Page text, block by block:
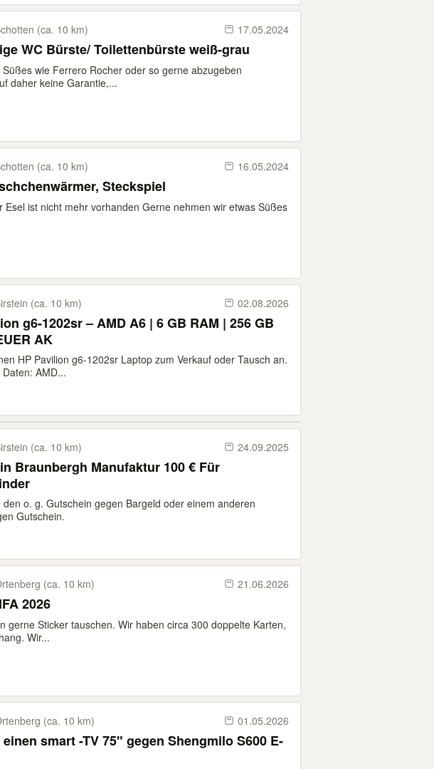
(ca. 10 km) 17.05.2024
WC Bürste/ Toilettenbürste weiß-grau
wie Ferrero Rocher oder so gerne abzugeben
daher keine Garantie,...
(ca. 10 km) 16.05.2024
Steckspiel
Esel ist nicht mehr vorhanden Gerne nehmen wir etwas Süßes
(ca. 10 km) 02.08.2026
g6-1202sr – AMD A6 | 6 GB RAM | 256 GB
AK
HP Pavilion g6-1202sr Laptop zum Verkauf oder Tausch an.
AMD...
(ca. 10 km) 24.09.2025
Braunbergh Manufaktur 100 € Für
den o. g. Gutschein gegen Bargeld oder einem anderen
Gutschein.
(ca. 10 km) 21.06.2026
2026
gerne Sticker tauschen. Wir haben circa 300 doppelte Karten,
Wir...
(ca. 10 km) 01.05.2026
smart -TV 75" gegen Shengmilo S600 E-